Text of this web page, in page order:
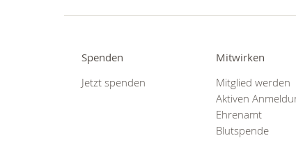
Spenden
Jetzt spenden
Mitwirken
Mitglied werden
Aktiven
Ehrenamt
Blutspende